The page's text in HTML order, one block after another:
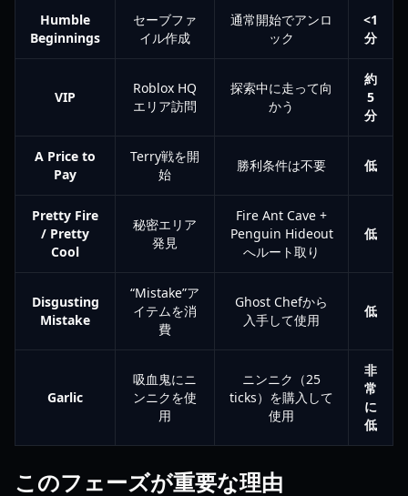
Humble
Beginnings
セーブファ
イル作成
通常開始でアンロ
ック
<1
分
VIP
Roblox HQ
エリア訪問
探索中に走って向
かう
約
5
分
A Price to
Pay
Terry戦を開
始
勝利条件は不要 低
Pretty Fire
/ Pretty
Cool
秘密エリア
発見
Fire Ant Cave +
Penguin Hideout
へルート取り
低
Disgusting
Mistake
“Mistake”ア
イテムを消
費
Ghost Chefから
入手して使用
低
Garlic
吸血鬼にニ
ンニクを使
用
ニンニク（25
ticks）を購入して
使用
非
常
に
低
このフェーズが重要な理由